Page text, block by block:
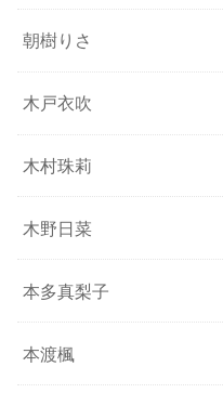
朝樹りさ
木戸衣吹
木村珠莉
木野日菜
本多真梨子
本渡楓